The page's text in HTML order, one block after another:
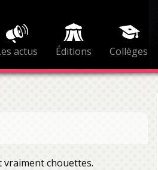
actus Éditions Collèges
vraiment chouettes.